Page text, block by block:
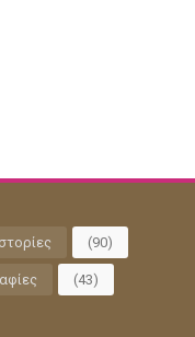
(90)
(43)